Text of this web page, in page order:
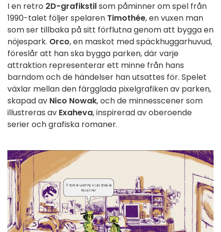
I en retro 2D-grafikstilsom påminner om spel från
1990-talet följer spelaren Timothée, en vuxen man
som ser tillbaka på sitt förflutna genom att bygga en
nöjespark. Orco, en maskot med späckhuggarhuvud,
föreslår att han ska bygga parken, där varje
attraktion representerar ett minne från hans
barndom och de händelser han utsattes för. Spelet
växlar mellan den färgglada pixelgrafiken av parken,
skapad av Nico Nowak, och de minnesscener som
illustreras av Exaheva, inspirerad av oberoende
serier och grafiska romaner.